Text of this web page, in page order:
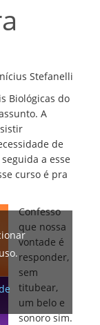
Stefanelli
Biológicas do
A
de
a esse
curso é pra
Confesso
que nossa
vontade é
responder,
sem
titubear,
um belo e
sonoro sim.